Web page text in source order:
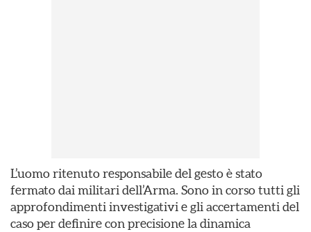
L’uomo ritenuto responsabile del gesto è stato
fermato dai militari dell’Arma. Sono in corso tutti gli
approfondimenti investigativi e gli accertamenti del
caso per definire con precisione la dinamica